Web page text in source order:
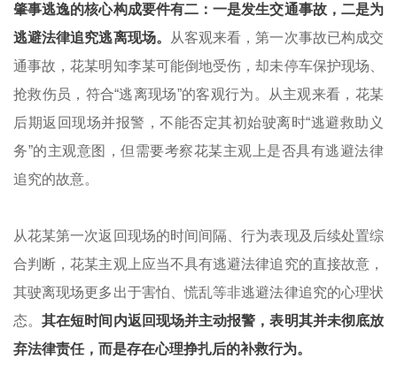
肇事逃逸的核心构成要件有二：一是发生交通事故，二是为
逃避法律追究逃离现场。
从客观来看，第一次事故已构成交
通事故，花某明知李某可能倒地受伤，却未停车保护现场、
抢救伤员，符合“逃离现场”的客观行为。从主观来看，花某
后期返回现场并报警，不能否定其初始驶离时“逃避救助义
务”的主观意图，但需要考察花某主观上是否具有逃避法律
追究的故意。
从花某第一次返回现场的时间间隔、行为表现及后续处置综
合判断，花某主观上应当不具有逃避法律追究的直接故意，
其驶离现场更多出于害怕、慌乱等非逃避法律追究的心理状
态。其在短时间内返回现场并主动报警，表明其并未彻底放
弃法律责任，而是存在心理挣扎后的补救行为。